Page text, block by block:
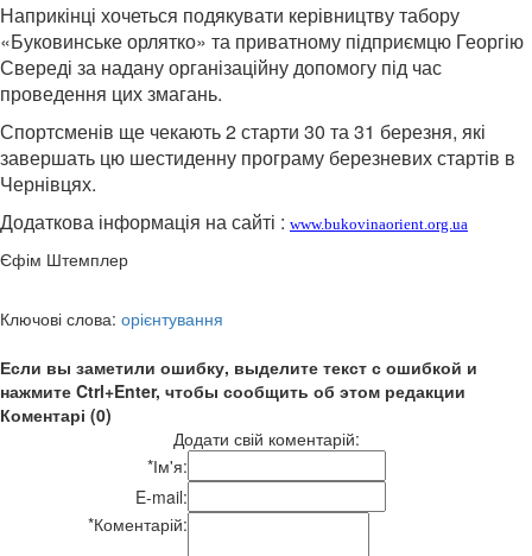
Наприкінці хочеться подякувати керівництву табору
«Буковинське орлятко» та приватному підприємцю Георгію
Свереді за надану організаційну допомогу під час
проведення цих змагань.
Спортсменів ще чекають 2 старти 30 та 31 березня, які
завершать цю шестиденну програму березневих стартів в
Чернівцях.
Додаткова інформація на сайті : www.bukovinaorient.org.ua
Єфім Штемплер
Ключові слова: орієнтування
Если вы заметили ошибку, выделите текст с ошибкой и
нажмите Ctrl+Enter, чтобы сообщить об этом редакции
Коментарі (0)
Додати свій коментарій:
*Ім'я:
E-mail:
*Коментарій: